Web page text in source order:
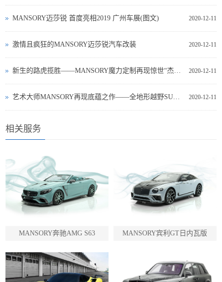
2020-12-11
MANSORY迈莎锐 首度亮相2019 广州车展(图文)
2020-12-11
激情且疯狂的MANSORY迈莎锐汽车改装
2020-12-11
2020-12-11
相关服务
MANSORY奔驰AMG S63 MANSORY宾利GT日内瓦版